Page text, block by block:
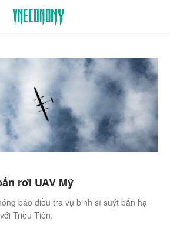
rơi UAV Mỹ
báo điều tra vụ binh sĩ suýt bắn hạ
Triều Tiên.